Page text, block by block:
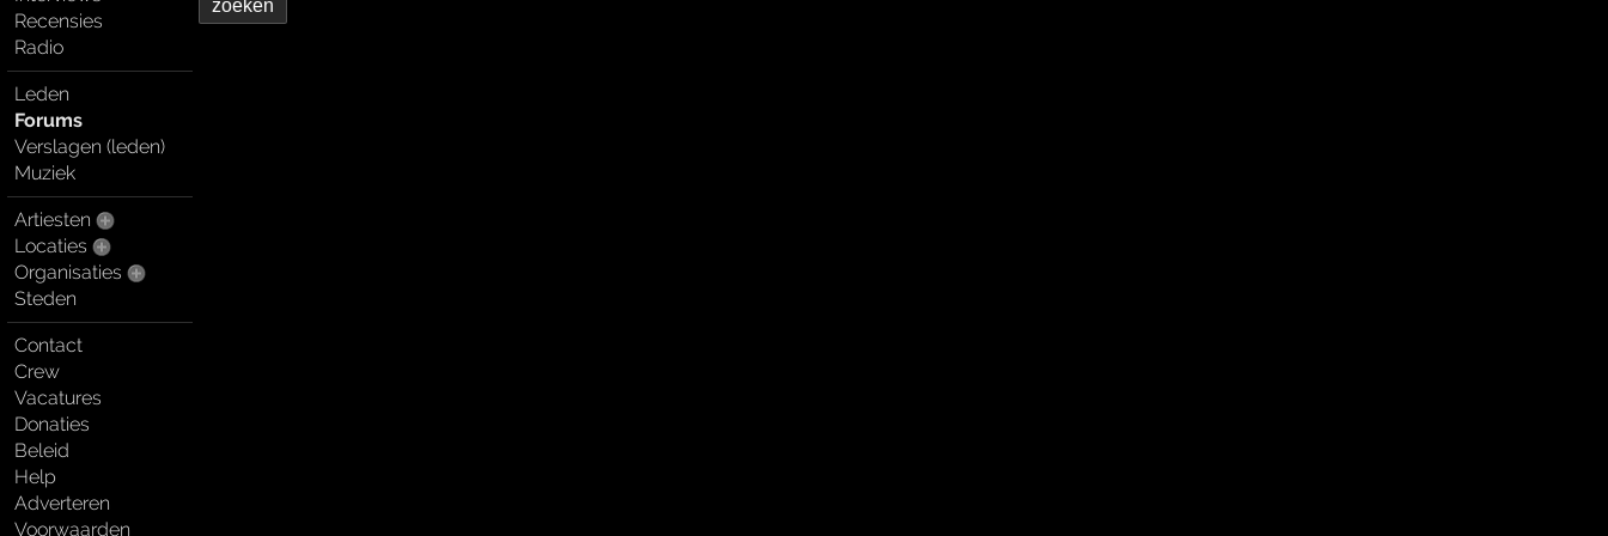
Recensies
Radio
Leden
Forums
Verslagen (leden)
Muziek
Artiesten
Locaties
Organisaties
Steden
Contact
Crew
Vacatures
Donaties
Beleid
Help
Adverteren
Voorwaarden